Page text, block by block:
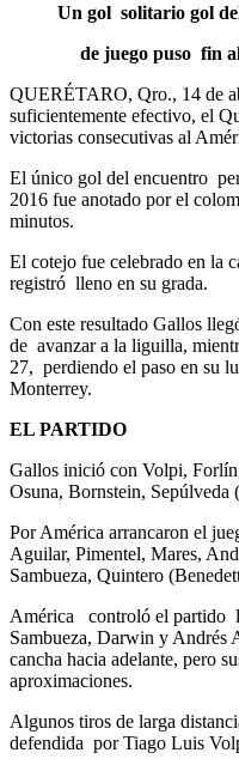
Un gol solitario gol
de juego puso fin
QUERÉTARO, Qro., 14 de
suficientemente efectivo, el
victorias consecutivas al
El único gol del encuentro
2016 fue anotado por el
minutos.
El cotejo fue celebrado en la
registró lleno en su grada.
Con este resultado Gallos
de avanzar a la liguilla,
27, perdiendo el paso en su
Monterrey.
EL PARTIDO
Gallos inició con Volpi,
Osuna, Bornstein,
Por América arrancaron el
Aguilar, Pimentel, Mares,
Sambueza, Quintero
América controló el partido
Sambueza, Darwin y Andrés
cancha hacia adelante, pero
aproximaciones.
Algunos tiros de larga
defendida por Tiago Luis